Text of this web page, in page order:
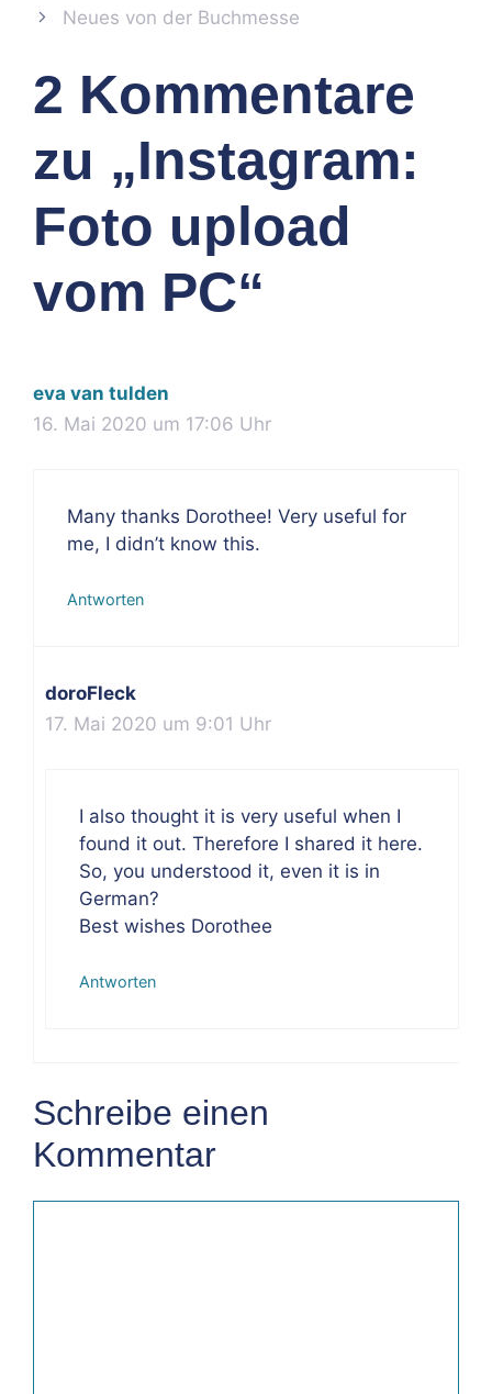
Neues von der Buchmesse
2 Kommentare
zu „Instagram:
Foto upload
vom PC“
eva van tulden
16. Mai 2020 um 17:06 Uhr
Many thanks Dorothee! Very useful for
me, I didn’t know this.
Antworten
doroFleck
17. Mai 2020 um 9:01 Uhr
I also thought it is very useful when I
found it out. Therefore I shared it here.
So, you understood it, even it is in
German?
Best wishes Dorothee
Antworten
Schreibe einen
Kommentar